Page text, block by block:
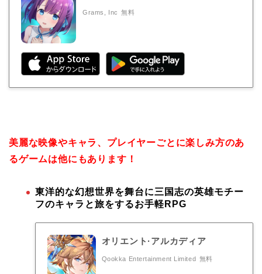
Grams, Inc 無料
美麗な映像やキャラ、プレイヤーごとに楽しみ方のあ
るゲームは他にもあります！
東洋的な幻想世界を舞台に三国志の英雄モチー
フのキャラと旅をするお手軽RPG
オリエント·アルカディア
Qookka Entertainment Limited 無料